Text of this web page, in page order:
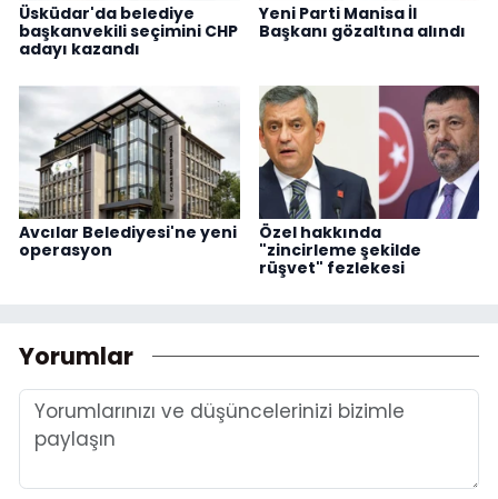
Üsküdar'da belediye
başkanvekili seçimini CHP
adayı kazandı
Yeni Parti Manisa İl
Başkanı gözaltına alındı
Avcılar Belediyesi'ne yeni
operasyon
Özel hakkında
"zincirleme şekilde
rüşvet" fezlekesi
Yorumlar